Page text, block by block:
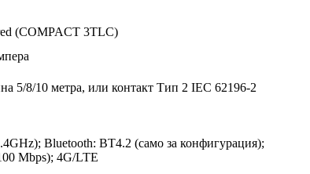
(COMPACT 3TLC)
5/8/10 метра, или контакт Тип 2 IEC 62196-2
Bluetooth: BT4.2 (само за конфигурация);
Mbps); 4G/LTE